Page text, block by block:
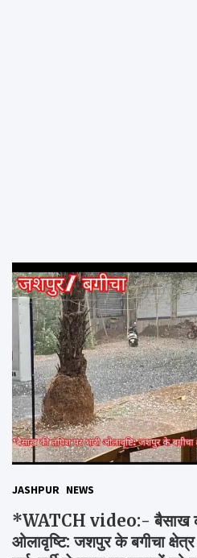
JASHPUR NEWS
*WATCH video:- बैसाख
ओलावृष्टि: जशपुर के बगीचा